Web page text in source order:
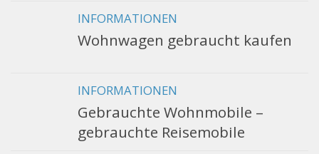
INFORMATIONEN
Wohnwagen gebraucht kaufen
INFORMATIONEN
Gebrauchte Wohnmobile –
gebrauchte Reisemobile